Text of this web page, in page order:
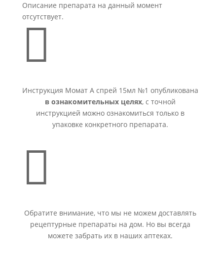
Описание препарата на данный момент
отсутствует.

Инструкция Момат А спрей 15мл №1 опубликована
в ознакомительных целях, с точной
инструкцией можно ознакомиться только в
упаковке конкретного препарата.

Обратите внимание, что мы не можем доставлять
рецептурные препараты на дом. Но вы всегда
можете забрать их в наших аптеках.